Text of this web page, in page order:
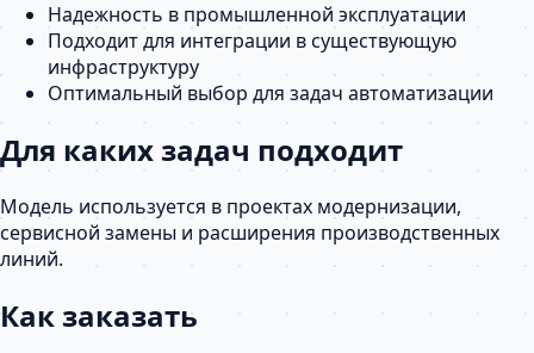
Надежность в промышленной эксплуатации
Подходит для интеграции в существующую
инфраструктуру
Оптимальный выбор для задач автоматизации
Для каких задач подходит
Модель используется в проектах модернизации,
сервисной замены и расширения производственных
линий.
Как заказать